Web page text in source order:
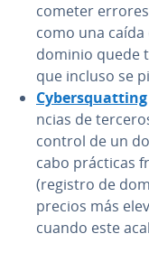
cometer
como una
dominio quede
que incluso se
Cy­be­r­s­qua­t­ti­ng
n­cias de
control de un
cabo prácticas
(registro de
precios más
cuando este